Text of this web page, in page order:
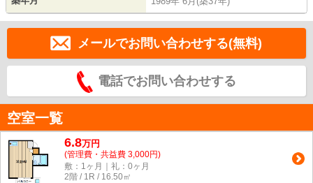
メールでお問い合わせする(無料)
電話でお問い合わせする
空室一覧
6.8万円
(管理費・共益費 3,000円)
敷：1ヶ月｜礼：0ヶ月
2階 / 1R / 16.50㎡